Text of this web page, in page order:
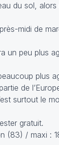
du sol,
midi de
un peu plus
plus
de
surtout le
gratuit.
(83) / maxi :